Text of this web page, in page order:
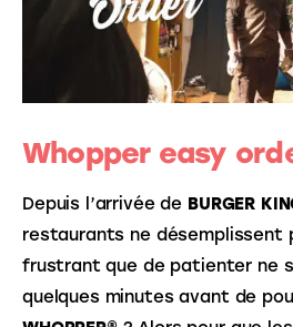
Whopper easy
Depuis l’arrivée de BURGER
restaurants ne désemplissent
frustrant que de patienter ne
quelques minutes avant de